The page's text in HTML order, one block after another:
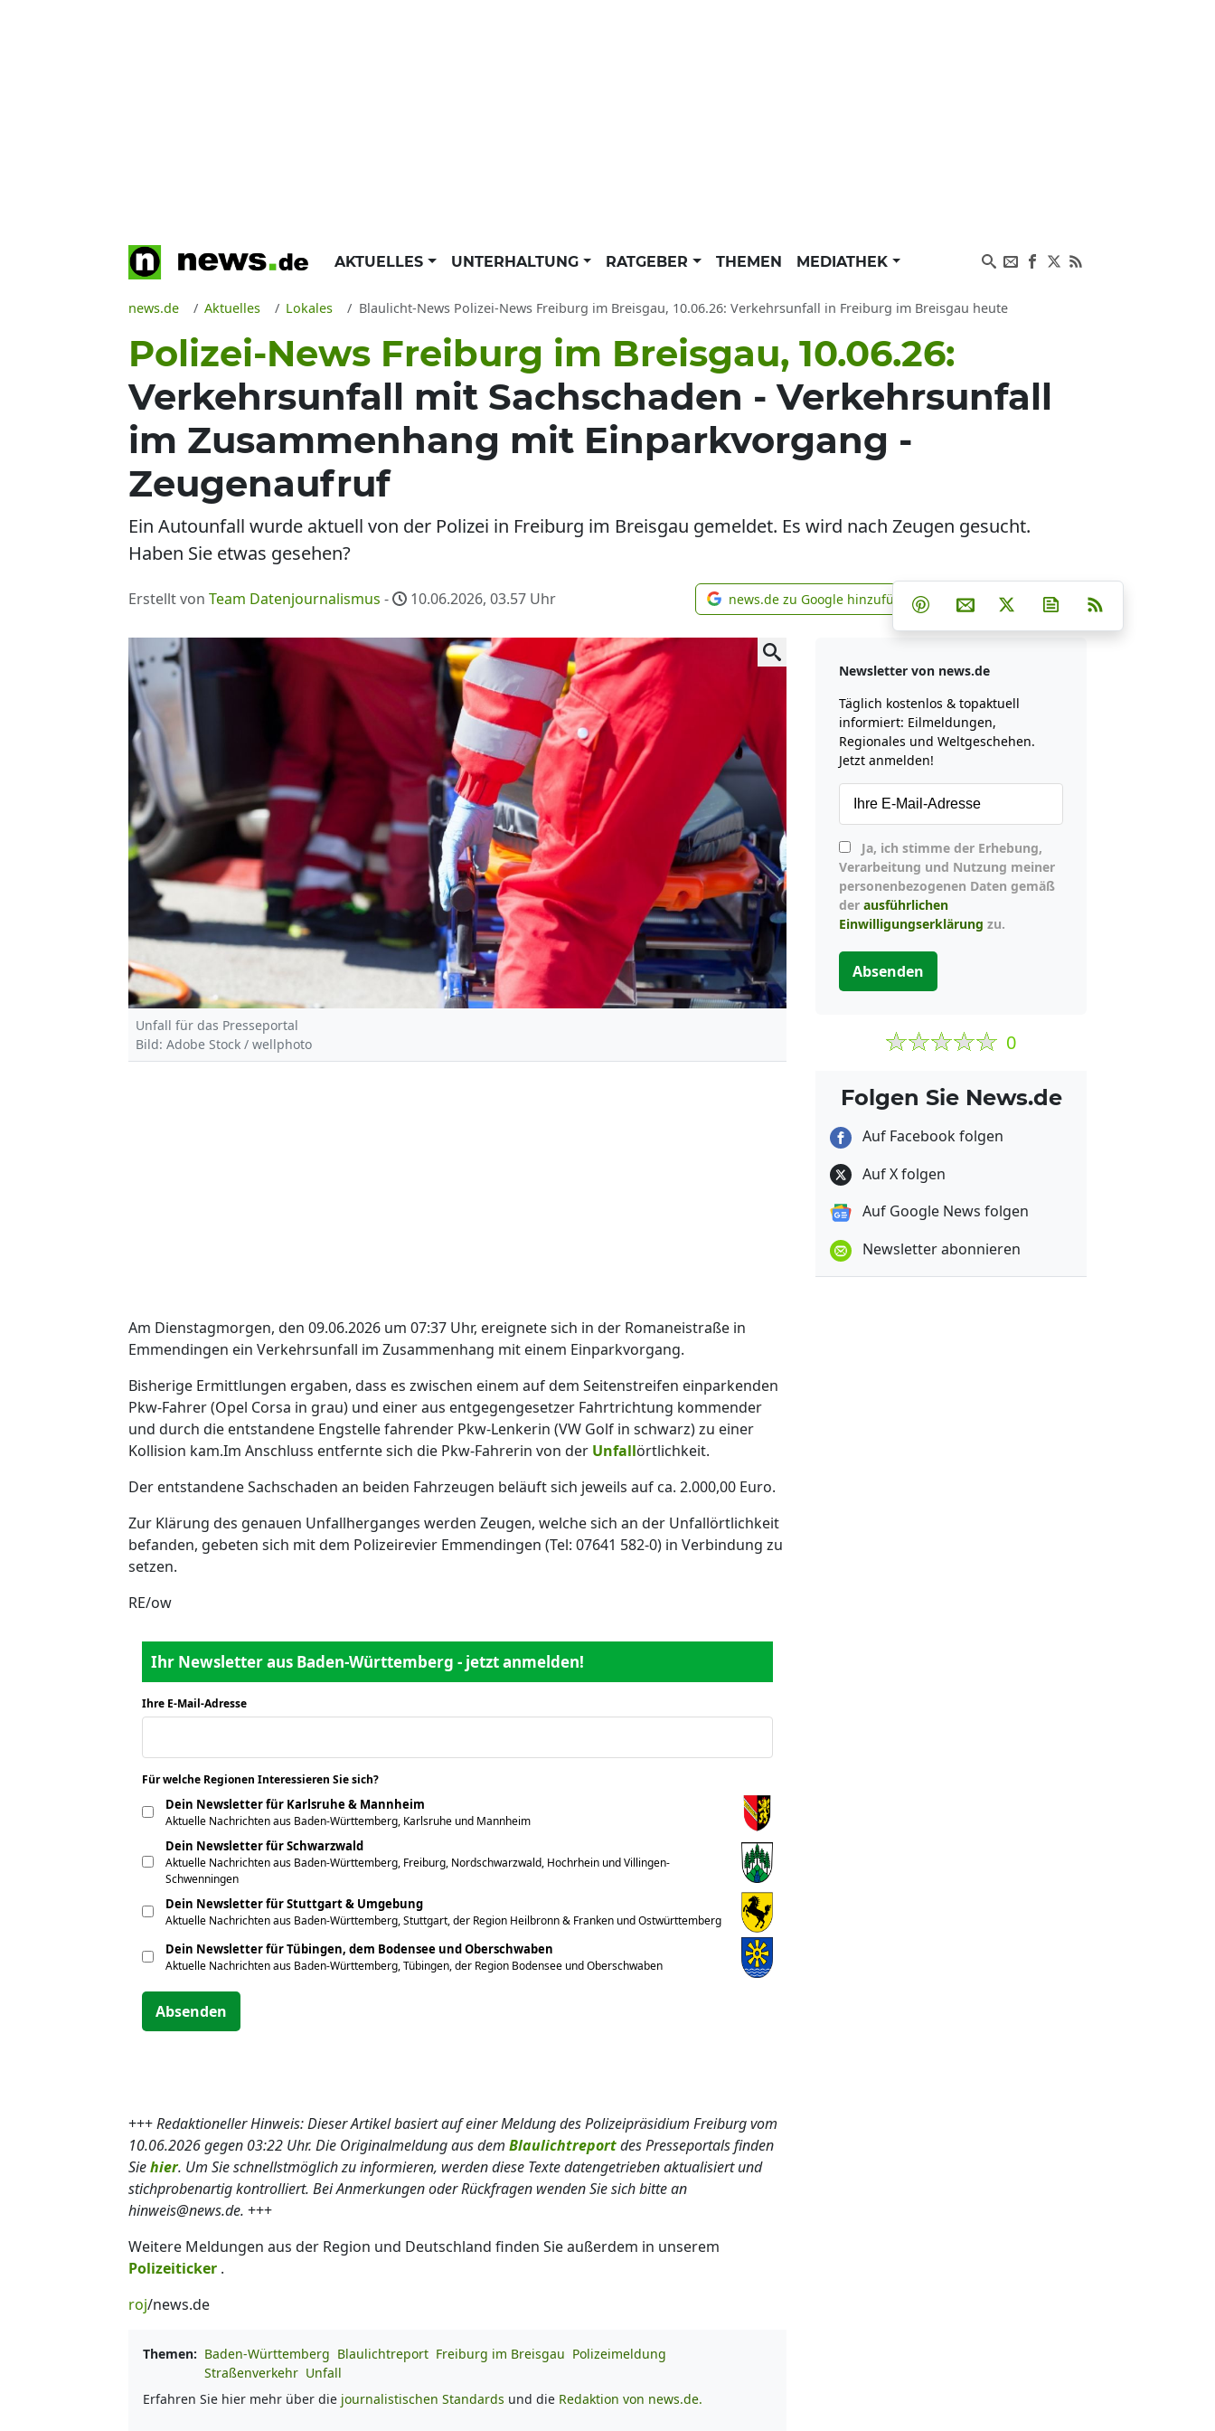
AKTUELLES UNTERHALTUNG RATGEBER THEMEN MEDIATHEK
news.de Aktuelles Lokales Blaulicht-News Polizei-News Freiburg im Breisgau, 10.06.26: Verkehrsunfall in Freiburg im Breisgau heute
Polizei-News Freiburg im Breisgau, 10.06.26:
Verkehrsunfall mit Sachschaden - Verkehrsunfall
im Zusammenhang mit Einparkvorgang -
Zeugenaufruf
Ein Autounfall wurde aktuell von der Polizei in Freiburg im Breisgau gemeldet. Es wird nach Zeugen gesucht.
Haben Sie etwas gesehen?
Erstellt von Team Datenjournalismus - 10.06.2026, 03.57 Uhr news.de zu Google hinzufügen
news.de zu Google hinzufügen Teilen auf Facebook
Teilen auf Whatsapp
Teilen auf Telegram
Teilen auf Pinterest
Per E-Mail teilen
Post auf XNewsletter
Unfall für das Presseportal
Bild: Adobe Stock / wellphoto
Am Dienstagmorgen, den 09.06.2026 um 07:37 Uhr, ereignete sich in der Romaneistraße in
Emmendingen ein Verkehrsunfall im Zusammenhang mit einem Einparkvorgang.
Bisherige Ermittlungen ergaben, dass es zwischen einem auf dem Seitenstreifen einparkenden
Pkw-Fahrer (Opel Corsa in grau) und einer aus entgegengesetzer Fahrtrichtung kommender
und durch die entstandene Engstelle fahrender Pkw-Lenkerin (VW Golf in schwarz) zu einer
Kollision kam.Im Anschluss entfernte sich die Pkw-Fahrerin von der Unfallörtlichkeit.
Der entstandene Sachschaden an beiden Fahrzeugen beläuft sich jeweils auf ca. 2.000,00 Euro.
Zur Klärung des genauen Unfallherganges werden Zeugen, welche sich an der Unfallörtlichkeit
befanden, gebeten sich mit dem Polizeirevier Emmendingen (Tel: 07641 582-0) in Verbindung zu
setzen.
RE/ow
Ihr Newsletter aus Baden-Württemberg - jetzt anmelden!
Ihre E-Mail-Adresse
Für welche Regionen Interessieren Sie sich?
Dein Newsletter für Karlsruhe & Mannheim
Aktuelle Nachrichten aus Baden-Württemberg, Karlsruhe und Mannheim
Dein Newsletter für Schwarzwald
Aktuelle Nachrichten aus Baden-Württemberg, Freiburg, Nordschwarzwald, Hochrhein und Villingen-
Schwenningen
Dein Newsletter für Stuttgart & Umgebung
Aktuelle Nachrichten aus Baden-Württemberg, Stuttgart, der Region Heilbronn & Franken und Ostwürttemberg
Dein Newsletter für Tübingen, dem Bodensee und Oberschwaben
Aktuelle Nachrichten aus Baden-Württemberg, Tübingen, der Region Bodensee und Oberschwaben
Absenden
+++Redaktioneller Hinweis: Dieser Artikel basiert auf einer Meldung des Polizeipräsidium Freiburg vom
10.06.2026 gegen 03:22 Uhr. Die Originalmeldung aus dem Blaulichtreportdes Presseportals finden
Siehier. Um Sie schnellstmöglich zu informieren, werden diese Texte datengetrieben aktualisiert und
stichprobenartig kontrolliert. Bei Anmerkungen oder Rückfragen wenden Sie sich bitte an
hinweis@news.de. +++
Weitere Meldungen aus der Region und Deutschland finden Sie außerdem in unserem
Polizeiticker .
roj/news.de
Themen: Baden-Württemberg Blaulichtreport Freiburg im Breisgau Polizeimeldung
Straßenverkehr Unfall
Erfahren Sie hier mehr über die journalistischen Standards und die Redaktion von news.de.
Newsletter von news.de
Täglich kostenlos & topaktuell
informiert: Eilmeldungen,
Regionales und Weltgeschehen.
Jetzt anmelden!
Verarbeitung und Nutzung meiner
personenbezogenen Daten gemäß
der ausführlichen
Einwilligungserklärung zu.
Absenden
0
Folgen Sie News.de
Auf Facebook folgen
Auf X folgen
Auf Google News folgen
Newsletter abonnieren